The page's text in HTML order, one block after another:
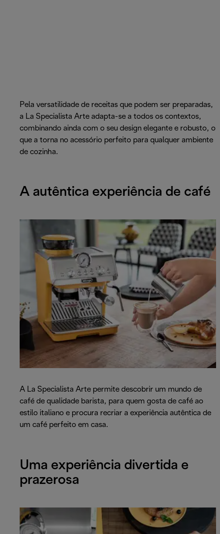
Pela versatilidade de receitas que podem ser preparadas,
a La Specialista Arte adapta-se a todos os contextos,
combinando ainda com o seu design elegante e robusto, o
que a torna no acessório perfeito para qualquer ambiente
de cozinha.
A autêntica experiência de café
A La Specialista Arte permite descobrir um mundo de
café de qualidade barista, para quem gosta de café ao
estilo italiano e procura recriar a experiência autêntica de
um café perfeito em casa.
Uma experiência divertida e
prazerosa